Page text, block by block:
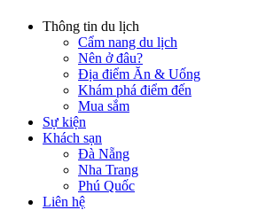
Thông tin du lịch
Cẩm nang du lịch
Nên ở đâu?
Địa điểm Ăn & Uống
Khám phá điểm đến
Mua sắm
Sự kiện
Khách sạn
Đà Nẵng
Nha Trang
Phú Quốc
Liên hệ